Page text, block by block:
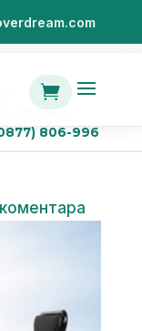

страна
806-996